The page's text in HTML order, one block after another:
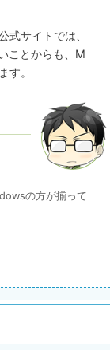
式サイトでは、
ことからも、M
す。
の方が揃って